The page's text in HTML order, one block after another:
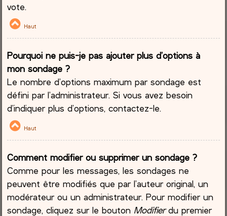
vote.
Haut
Pourquoi ne puis-je pas ajouter plus d’options à
mon sondage ?
Le nombre d’options maximum par sondage est
défini par l’administrateur. Si vous avez besoin
d’indiquer plus d’options, contactez-le.
Haut
Comment modifier ou supprimer un sondage ?
Comme pour les messages, les sondages ne
peuvent être modifiés que par l’auteur original, un
modérateur ou un administrateur. Pour modifier un
sondage, cliquez sur le bouton Modifierdu premier